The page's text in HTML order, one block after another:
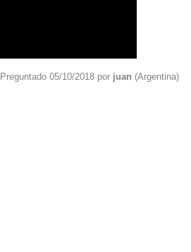
Preguntado 05/10/2018 por juan (Argentina)